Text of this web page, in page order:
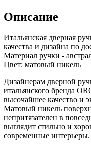
Описание
Итальянская дверная
качества и дизайна по
Материал ручки -
Цвет: матовый никель
Дизайнерам дверной
итальянского бренда
высочайшее качество и
Матовый никель
непритязателен в
выглядит стильно и
современные интерьеры.